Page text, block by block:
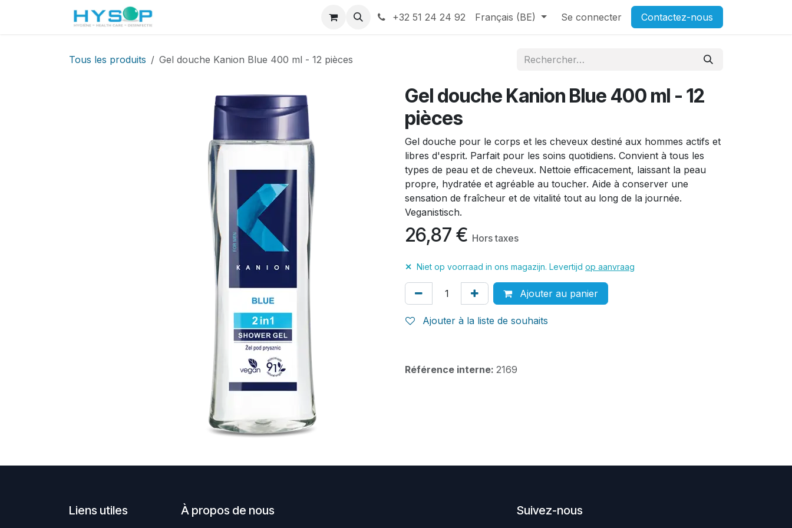
Contactez-nous +32 51 24 24 92 Français (BE) Se connecter Contactez-nous
Tous les produits Gel douche Kanion Blue 400 ml - 12 pièces
Gel douche Kanion Blue 400 ml - 12
pièces
Gel douche pour le corps et les cheveux destiné aux hommes actifs et
libres d'esprit. Parfait pour les soins quotidiens. Convient à tous les
types de peau et de cheveux. Nettoie efficacement, laissant la peau
propre, hydratée et agréable au toucher. Aide à conserver une
sensation de fraîcheur et de vitalité tout au long de la journée.
Veganistisch.
26,87 € Hors taxes
✕ Niet op voorraad in ons magazijn. Levertijd op aanvraag
Ajouter au panier
Ajouter à la liste de souhaits
Référence interne: 2169
Liens utiles À propos de nous Suivez-nous